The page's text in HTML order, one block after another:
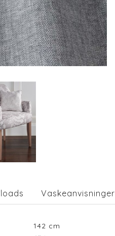
Vaskeanvisninger
142 cm